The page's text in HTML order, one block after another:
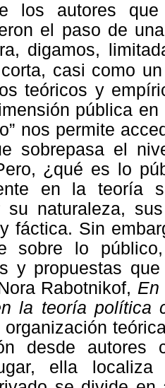
los autores
el paso de
digamos,
casi como un
teóricos y
pública
nos permite
sobrepasa el
¿qué es lo
en la teoría
su naturaleza,
fáctica. Sin
sobre lo
y propuestas
Rabotnikof, En
la teoría política
desde autores
ella